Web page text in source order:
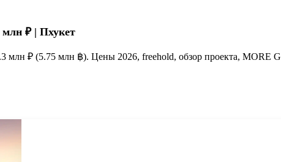
₽ | Пхукет
млн ₽ (5.75 млн ฿). Цены 2026, freehold, обзор проекта, MORE